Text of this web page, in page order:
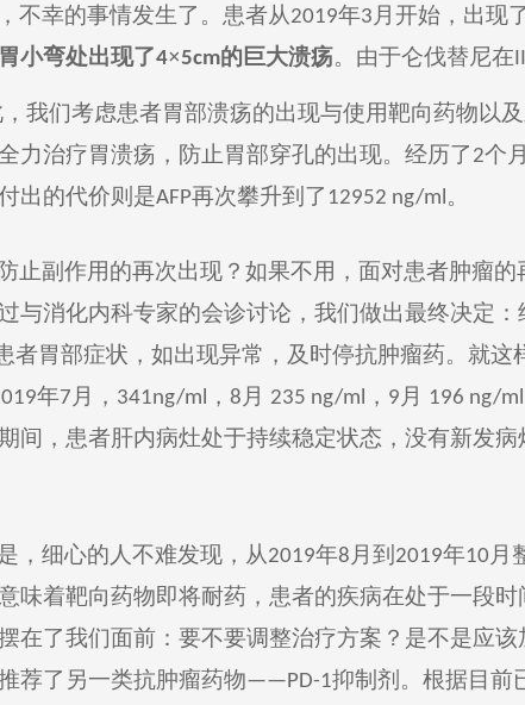
不幸的事情发生了 。患者从2019年3 月 开始，出现
胃小弯处出现了4×5cm的 巨大溃疡。 由于仑伐替尼在
我们考虑患者胃部溃疡的出现与使用靶向药物以
力治疗胃溃疡， 防止胃部穿孔的出现。 经历了 2个月
出的代价则是AFP再次攀升到了 12952 ng/ml 。
止副作用的再次出现？如果不用，面对患者肿瘤
与消化内科专家的会诊讨论， 我们做出最终决定
者胃部症状，如出现异常，及时停抗肿瘤药。就这
年7 月 ， 341ng/ml ， 8 月 235 ng/ml ， 9 月 196 ng/ml
间，患者肝内病灶处于持续稳定状态， 没有新发病
，细心的人不难发现，从2019年8 月到 2019年10 月
味着靶向药物即将耐药，患者的疾病在处于一段
在了我们面前 ： 要不要调整治疗方案？是不是应该
荐了另一类抗肿瘤药物——PD-1抑制剂 。根据目前